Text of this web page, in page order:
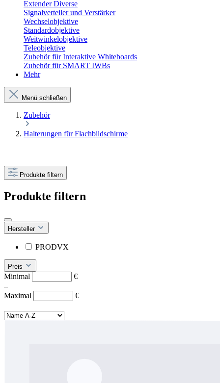
Extender Diverse
Signalverteiler und Verstärker
Wechselobjektive
Standardobjektive
Weitwinkelobjektive
Teleobjektive
Zubehör für Interaktive Whiteboards
Zubehör für SMART IWBs
Mehr
Menü schließen
Zubehör
Halterungen für Flachbildschirme
Produkte filtern
Produkte filtern
Hersteller
PRODVX
Preis
Minimal
€
–
Maximal
€